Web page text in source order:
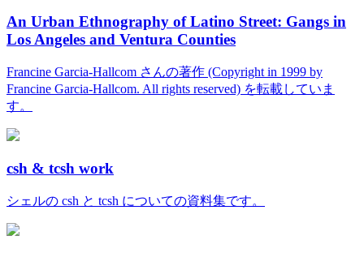
An Urban Ethnography of Latino Street: Gangs in
Los Angeles and Ventura Counties
Francine Garcia-Hallcom さんの著作 (Copyright in 1999 by
Francine Garcia-Hallcom. All rights reserved) を転載していま
す。
csh & tcsh work
シェルの csh と tcsh についての資料集です。